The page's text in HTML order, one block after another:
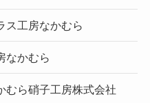
ス工房なかむら
なかむら
むら硝子工房株式会社